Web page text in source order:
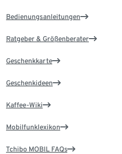
Bedienungsanleitungen
Ratgeber & Größenberater
Geschenkkarte
Geschenkideen
Kaffee-Wiki
Mobilfunklexikon
Tchibo MOBIL FAQs